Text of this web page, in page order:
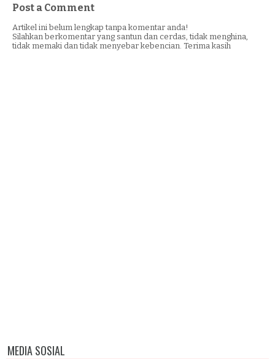
Post a Comment
Artikel ini belum lengkap tanpa komentar anda!
Silahkan berkomentar yang santun dan cerdas, tidak menghina,
tidak memaki dan tidak menyebar kebencian. Terima kasih
MEDIA SOSIAL